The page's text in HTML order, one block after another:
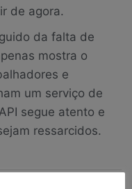
de agora.
da falta de
mostra o
e
um serviço de
segue atento e
ressarcidos.